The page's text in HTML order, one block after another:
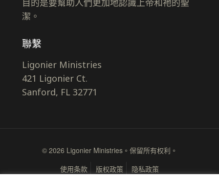
目的是要幫助人們更加地認識上帝和祂的聖
潔。
聯繫
Ligonier Ministries
421 Ligonier Ct.
Sanford, FL 32771
© 2026 Ligonier Ministries。保留所有权利。
使用条款
版权政策 隐私政策